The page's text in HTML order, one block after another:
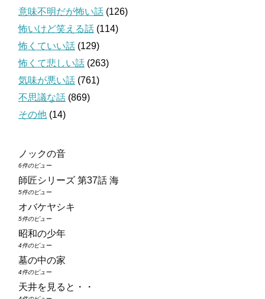
意味不明だが怖い話 (126)
怖いけど笑える話 (114)
怖くていい話 (129)
怖くて悲しい話 (263)
気味が悪い話 (761)
不思議な話 (869)
その他 (14)
ノックの音
6件のビュー
師匠シリーズ 第37話 海
5件のビュー
オバケヤシキ
5件のビュー
昭和の少年
4件のビュー
墓の中の家
4件のビュー
天井を見ると・・